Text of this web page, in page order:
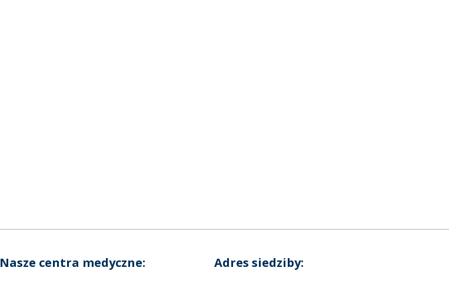
Nasze centra medyczne: Adres siedziby: